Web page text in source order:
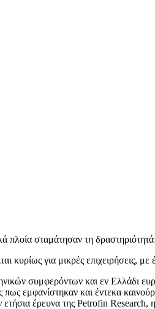
πλοία σταμάτησαν τη
κυρίως για μικρές επιχειρήσεις,
συμφερόντων και εν Ελλάδι
πως εμφανίστηκαν και έντεκα
ετήσια έρευνα της Petrofin Research,